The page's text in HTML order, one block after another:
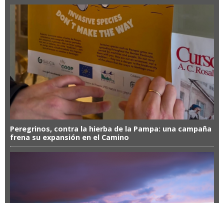
Peregrinos, contra la hierba de la Pampa: una campaña
frena su expansión en el Camino